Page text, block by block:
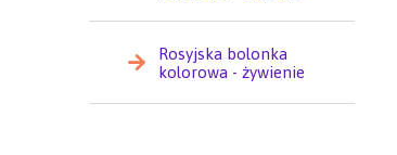
Rosyjska bolonka
kolorowa - żywienie